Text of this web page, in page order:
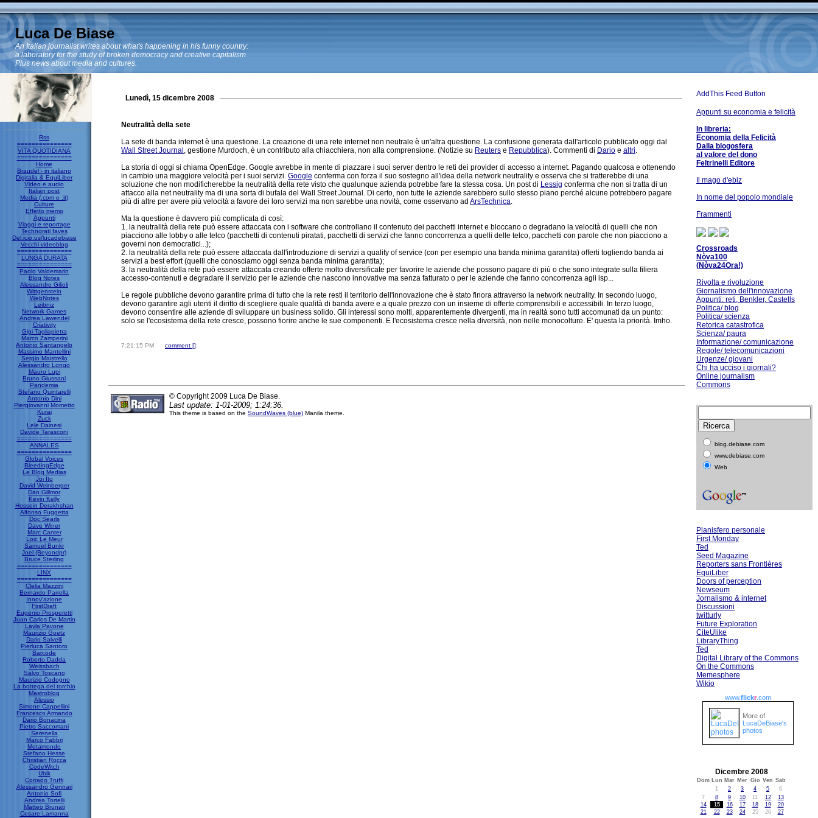
Luca De Biase
An Italian journalist writes about what's happening in his funny country:
a laboratory for the study of broken democracy and creative capitalism.
Plus news about media and cultures.
Rss
===============
VITA QUOTIDIANA
===============
Home
Braudel - in italiano
Digitalia & EquiLiber
Video e audio
Italian post
Media (.com e .it)
Culture
Effetto memo
Appunti
Viaggi e reportage
Technorati faves
Del.icio.us/lucadebiase
Vecchi videoblog
===============
LUNGA DURATA
===============
Paolo Valdemarin
Blog Notes
Alessandro Gilioli
Wittgenstein
WebNotes
Leibniz
Network Games
Andrea Lawendel
Criativity
Gigi Tagliapietra
Marco Zamperini
Antonio Santangelo
Massimo Mantellini
Sergio Maistrello
Alessandro Longo
Mauro Lupi
Bruno Giussani
Pandemia
Stefano Quintarelli
Antonio Dini
Piergiovanni Mometto
Kurai
Zuck
Lele Dainesi
Davide Tarasconi
===============
ANNALES
===============
Global Voices
BleedingEdge
Le Blog Medias
Joi Ito
David Weinberger
Dan Gillmor
Kevin Kelly
Hossein Derakhshan
Alfonso Fuggetta
Doc Searls
Dave Winer
Marc Canter
Loic Le Meur
Samuel Bunkr
Joel (Beyondpr)
Bruce Sterling
===============
LINX
===============
Clelia Mazzini
Bernardo Parrella
Innov'azione
FirstDraft
Eugenio Prosperetti
Juan Carlos De Martin
Layla Pavone
Maurizio Goetz
Dario Salvelli
Pierluca Santoro
Barcode
Roberto Dadda
Weissbach
Salvo Toscano
Maurizio Codogno
La bottega del torchio
Mastroblog
Alessio
Simone Cappellini
Francesco Armando
Dario Bonacina
Pietro Saccomani
Serenella
Marco Fabbri
Metamondo
Stefano Hesse
Christian Rocca
CodeWitch
Ubik
Corrado Truffi
Alessandro Gennari
Antonio Sofi
Andrea Tortelli
Matteo Brunati
Cesare Lamanna
Lunedì, 15 dicembre 2008
Neutralità della sete
La sete di banda internet è una questione. La creazione di una rete internet non neutrale è un'altra questione. La confusione generata dall'articolo pubblicato oggi dal
Wall Street Journal , gestione Murdoch, è un contributo alla chiacchiera, non alla comprensione. (Notizie su Reuters e Repubblica). Commenti di Dario e altri.
La storia di oggi si chiama OpenEdge. Google avrebbe in mente di piazzare i suoi server dentro le reti dei provider di accesso a internet. Pagando qualcosa e ottenendo
in cambio una maggiore velocità per i suoi servizi. Google conferma con forza il suo sostegno all'idea della network neutrality e osserva che si tratterebbe di una
soluzione che non modificherebbe la neutralità della rete visto che qualunque azienda potrebbe fare la stessa cosa. Un post di Lessig conferma che non si tratta di un
attacco alla net neutrality ma di una sorta di bufala del Wall Street Journal. Di certo, non tutte le aziende sarebbero sullo stesso piano perché alcune potrebbero pagare
più di altre per avere più velocità a favore dei loro servizi ma non sarebbe una novità, come osservano ad ArsTechnica.
Ma la questione è davvero più complicata di così:
1. la neutralità della rete può essere attaccata con i software che controllano il contenuto dei pacchetti internet e bloccano o degradano la velocità di quelli che non
piacciono alle lobby o alle telco (pacchetti di contenuti piratati, pacchetti di servizi che fanno concorrenza a quelli delle telco, pacchetti con parole che non piacciono a
governi non democratici...);
2. la neutralità della rete può essere attaccata dall'introduzione di servizi a quality of service (con per esempio una banda minima garantita) offerti togliendo banda ai
servizi a best effort (quelli che conosciamo oggi senza banda minima garantita);
3. la neutralità della rete può essere attaccata creando offerte molto diversificate per favorire le aziende che possono pagare di più o che sono integrate sulla filiera
accesso-contenuti e degradare il servizio per le aziende che nascono innovative ma senza fatturato o per le aziende che fanno concorrenza agli isp...
Le regole pubbliche devono garantire prima di tutto che la rete resti il territorio dell'innovazione che è stato finora attraverso la network neutrality. In secondo luogo,
devono garantire agli utenti il diritto di scegliere quale qualità di banda avere e a quale prezzo con un insieme di offerte comprensibili e accessibili. In terzo luogo,
devono consentire alle aziende di sviluppare un business solido. Gli interessi sono molti, apparentemente divergenti, ma in realtà sono tutti accomunati da un punto:
solo se l'ecosistema della rete cresce, possono fiorire anche le sue componenti. E l'ecosistema cresce nella diversità, non nelle monocolture. E' questa la priorità. Imho.
7:21:15 PM comment [];
© Copyright 2009 Luca De Biase.
Last update: 1-01-2009; 1:24:36.
This theme is based on the SoundWaves (blue) Manila theme.
Appunti su economia e felicità
In libreria:
Economia della Felicità
Dalla blogosfera
al valore del dono
Feltrinelli Editore
Il mago d'ebiz
In nome del popolo mondiale
Frammenti
Crossroads
Nòva100
(Nòva24Ora!)
Rivolta e rivoluzione
Giornalismo dell'innovazione
Appunti: reti, Benkler, Castells
Politica/ blog
Politica/ scienza
Retorica catastrofica
Scienza/ paura
Informazione/ comunicazione
Regole/ telecomunicazioni
Urgenze/ giovani
Chi ha ucciso i giornali?
Online journalism
Commons
blog.debiase.com
www.debiase.com
Web
Planisfero personale
First Monday
Ted
Seed Magazine
Reporters sans Frontières
EquiLiber
Doors of perception
Newseum
Jornalismo & internet
Discussioni
twitturly
Future Exploration
CiteUlike
LibraryThing
Ted
Digital Library of the Commons
On the Commons
Memesphere
Wikio
www.flickr.com
More of
LucaDeBiase's
photos
Dicembre 2008
Dom Lun Mar Mer Gio Ven Sab
1
2 3 4 5
6
7
8 9 10 11 12
13
14
15 16 17 18 19
20
21
22 23 24 25 26
27